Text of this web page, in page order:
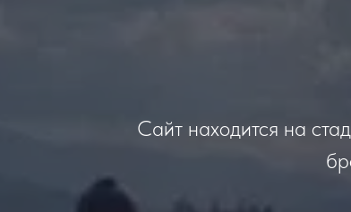
Сайт находится на